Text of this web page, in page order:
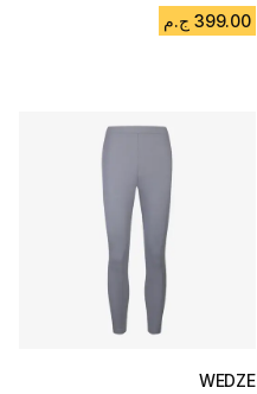
399.00 ج.م
WEDZE